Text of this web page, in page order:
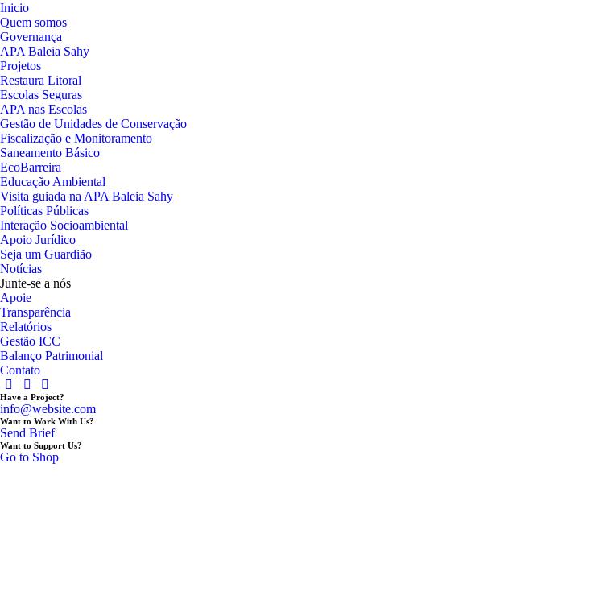
Inicio
Quem somos
Governança
APA Baleia Sahy
Projetos
Restaura Litoral
Escolas Seguras
APA nas Escolas
Gestão de Unidades de Conservação
Fiscalização e Monitoramento
Saneamento Básico
EcoBarreira
Educação Ambiental
Visita guiada na APA Baleia Sahy
Políticas Públicas
Interação Socioambiental
Apoio Jurídico
Seja um Guardião
Notícias
Junte-se a nós
Apoie
Transparência
Relatórios
Gestão ICC
Balanço Patrimonial
Contato
Have a Project?
info@website.com
Want to Work With Us?
Send Brief
Want to Support Us?
Go to Shop